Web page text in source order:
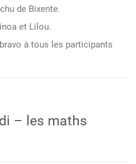
de Bixente.
et Lilou.
à tous les participants
– les maths